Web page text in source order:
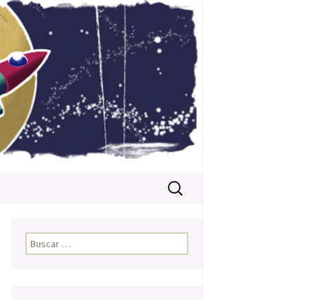
Buscar:
Buscar: